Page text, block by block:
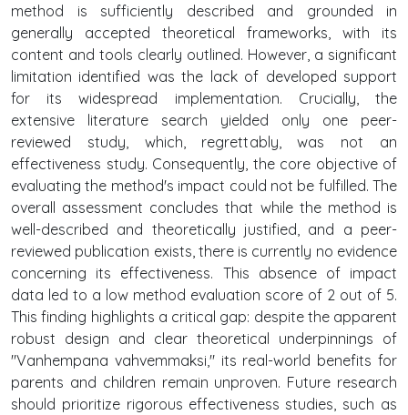
method is sufficiently described and grounded in
generally accepted theoretical frameworks, with its
content and tools clearly outlined. However, a significant
limitation identified was the lack of developed support
for its widespread implementation. Crucially, the
extensive literature search yielded only one peer-
reviewed study, which, regrettably, was not an
effectiveness study. Consequently, the core objective of
evaluating the method's impact could not be fulfilled. The
overall assessment concludes that while the method is
well-described and theoretically justified, and a peer-
reviewed publication exists, there is currently no evidence
concerning its effectiveness. This absence of impact
data led to a low method evaluation score of 2 out of 5.
This finding highlights a critical gap: despite the apparent
robust design and clear theoretical underpinnings of
"Vanhempana vahvemmaksi," its real-world benefits for
parents and children remain unproven. Future research
should prioritize rigorous effectiveness studies, such as